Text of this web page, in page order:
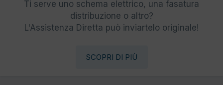
Ti serve uno schema elettrico, una fasatura
distribuzione o altro?
L'Assistenza Diretta può inviartelo originale!
SCOPRI DI PIÙ